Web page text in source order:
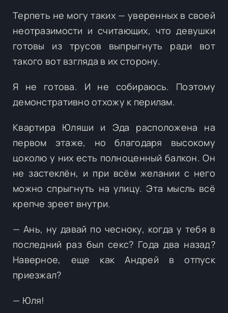
Терпеть не могу таких — уверенных в своей
неотразимости и считающих, что девушки
готовы из трусов выпрыгнуть ради вот
такого вот взгляда в их сторону.
Я не готова. И не собираюсь. Поэтому
демонстративно отхожу к перилам.
Квартира Юляши и Эда расположена на
первом этаже, но благодаря высокому
цоколю у них есть полноценный балкон. Он
не застеклён, и при всём желании с него
можно спрыгнуть на улицу. Эта мысль всё
крепче зреет внутри.
— Ань, ну давай по чесноку, когда у тебя в
последний раз был секс? Года два назад?
Наверное, еще как Андрей в отпуск
приезжал?
— Юля!